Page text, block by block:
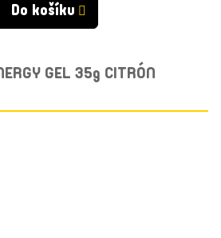
Do košíku
GEL 35g CITRÓN